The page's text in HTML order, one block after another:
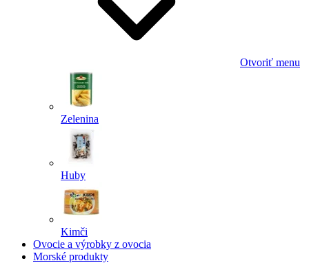
Otvoriť menu
Zelenina
Huby
Kimči
Ovocie a výrobky z ovocia
Morské produkty